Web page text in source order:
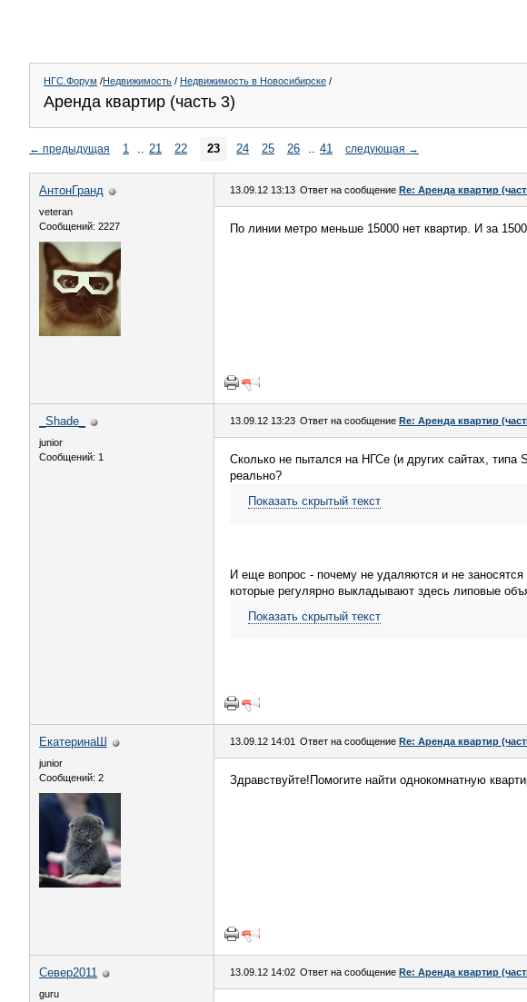
НГС.Форум /Недвижимость / Недвижимость в Новосибирске /
Аренда квартир (часть 3)
← предыдущая 1 .. 21 22 23 24 25 26 .. 41 следующая →
АнтонГранд
veteran
Сообщений: 2227
13.09.12 13:13 Ответ на сообщение Re: Аренда квартир
По линии метро меньше 15000 нет квартир. И за
_Shade_
junior
Сообщений: 1
13.09.12 13:23 Ответ на сообщение Re: Аренда квартир
Сколько не пытался на НГСе (и других сайтах, типа
реально?
Показать скрытый текст
И еще вопрос - почему не удаляются и не
которые регулярно выкладывают здесь липовые
Показать скрытый текст
ЕкатеринаШ
junior
Сообщений: 2
13.09.12 14:01 Ответ на сообщение Re: Аренда квартир
Здравствуйте!Помогите найти однокомнатную
Север2011
guru
13.09.12 14:02 Ответ на сообщение Re: Аренда квартир